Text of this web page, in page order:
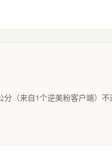
（来自1个逆美粉客户端）